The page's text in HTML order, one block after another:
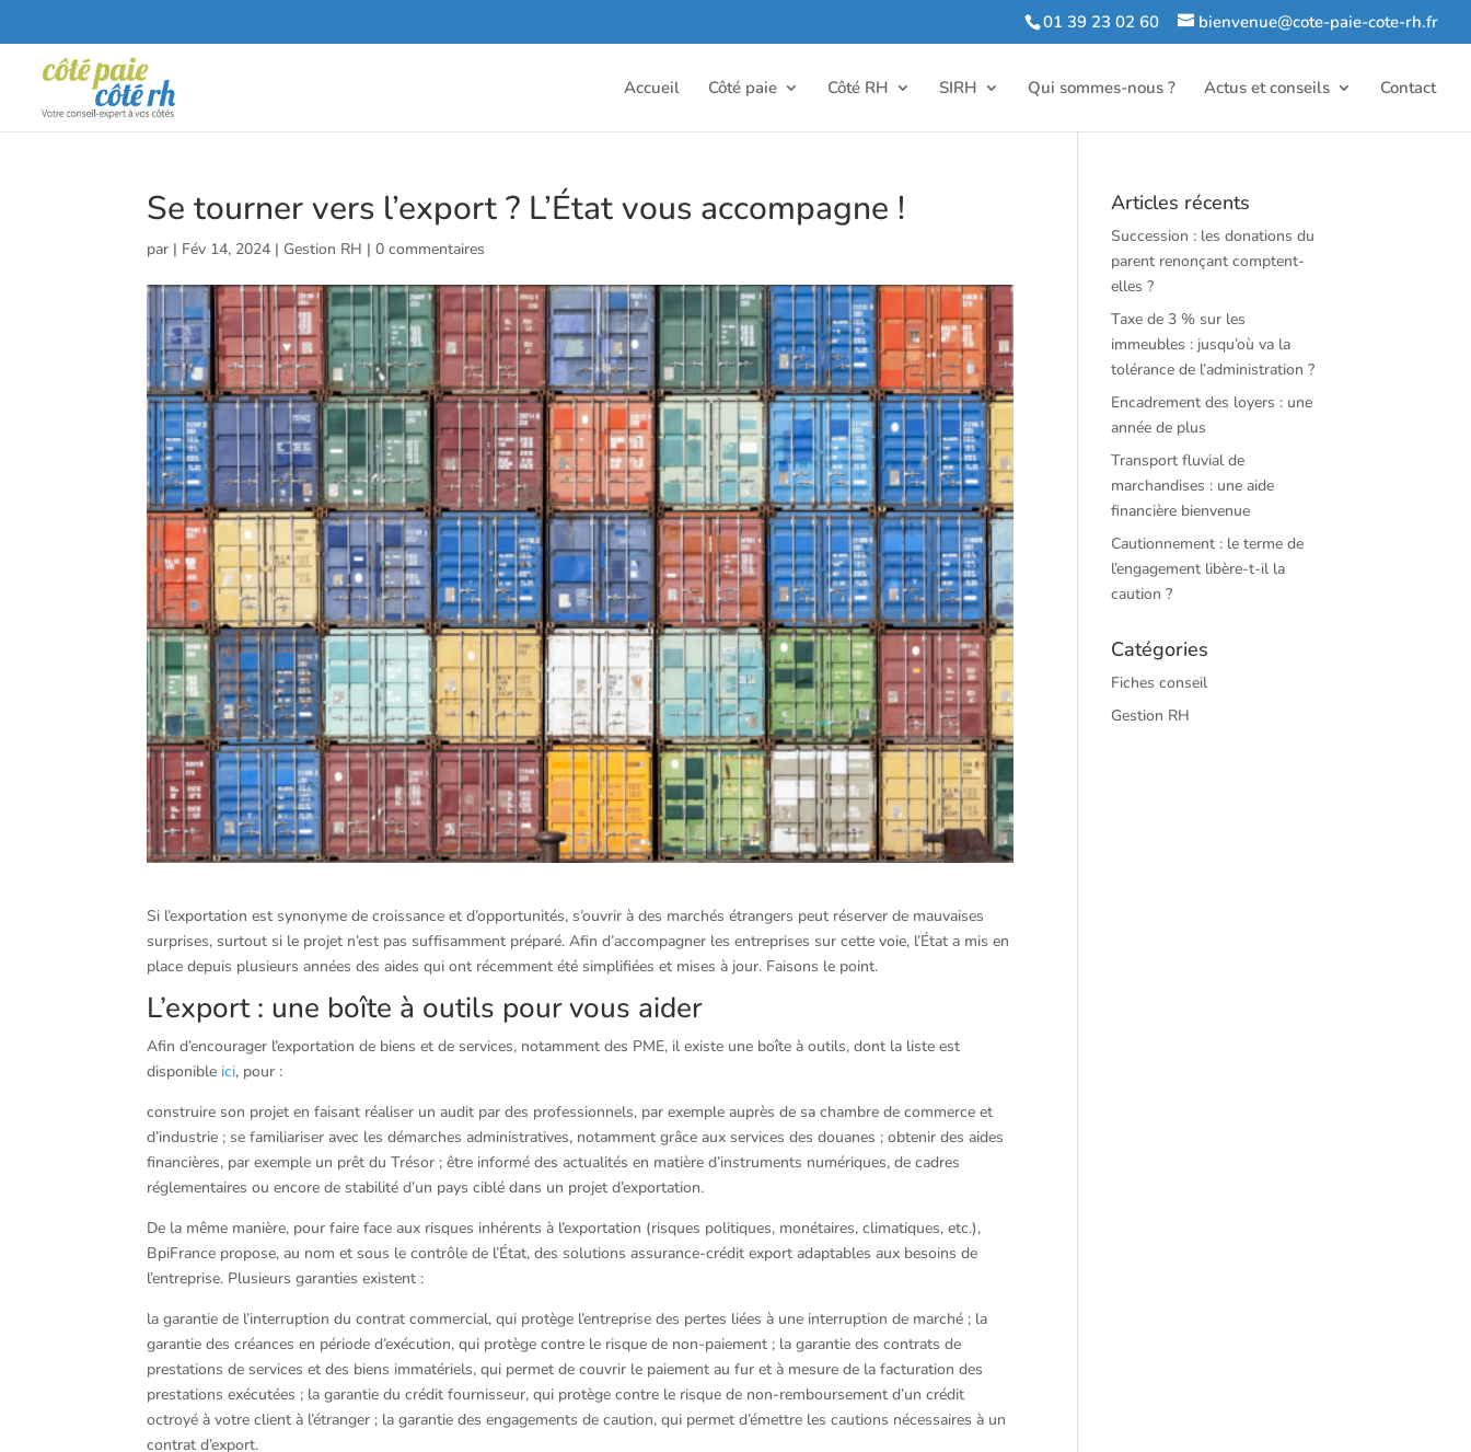
01 39 23 02 60 bienvenue@cote-paie-cote-rh.fr
Accueil Côté paie Côté RH SIRH Qui sommes-nous ? Actus et conseils Contact
Se tourner vers l’export ? L’État vous accompagne !
par | Fév 14, 2024 | Gestion RH |0 commentaires
Si l’exportation est synonyme de croissance et d’opportunités, s’ouvrir à des marchés étrangers peut réserver de mauvaises
surprises, surtout si le projet n’est pas suffisamment préparé. Afin d’accompagner les entreprises sur cette voie, l’État a mis en
place depuis plusieurs années des aides qui ont récemment été simplifiées et mises à jour. Faisons le point.
L’export : une boîte à outils pour vous aider
Afin d’encourager l’exportation de biens et de services, notamment des PME, il existe une boîte à outils, dont la liste est
disponible ici, pour :
construire son projet en faisant réaliser un audit par des professionnels, par exemple auprès de sa chambre de commerce et
d’industrie ; se familiariser avec les démarches administratives, notamment grâce aux services des douanes ; obtenir des aides
financières, par exemple un prêt du Trésor ; être informé des actualités en matière d’instruments numériques, de cadres
réglementaires ou encore de stabilité d’un pays ciblé dans un projet d’exportation.
De la même manière, pour faire face aux risques inhérents à l’exportation (risques politiques, monétaires, climatiques, etc.),
BpiFrance propose, au nom et sous le contrôle de l’État, des solutions assurance-crédit export adaptables aux besoins de
l’entreprise. Plusieurs garanties existent :
la garantie de l’interruption du contrat commercial, qui protège l’entreprise des pertes liées à une interruption de marché ; la
garantie des créances en période d’exécution, qui protège contre le risque de non-paiement ; la garantie des contrats de
prestations de services et des biens immatériels, qui permet de couvrir le paiement au fur et à mesure de la facturation des
prestations exécutées ; la garantie du crédit fournisseur, qui protège contre le risque de non-remboursement d’un crédit
octroyé à votre client à l’étranger ; la garantie des engagements de caution, qui permet d’émettre les cautions nécessaires à un
contrat d’export.
Articles récents
Succession : les donations du
parent renonçant comptent-
elles ?
Taxe de 3 % sur les
immeubles : jusqu’où va la
tolérance de l’administration ?
Encadrement des loyers : une
année de plus
Transport fluvial de
marchandises : une aide
financière bienvenue
Cautionnement : le terme de
l’engagement libère-t-il la
caution ?
Catégories
Fiches conseil
Gestion RH